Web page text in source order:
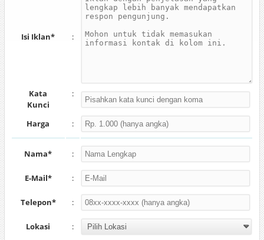
Isi Iklan* :
Kata
Kunci
:
Harga :
Nama* :
E-Mail* :
Telepon* :
Lokasi :